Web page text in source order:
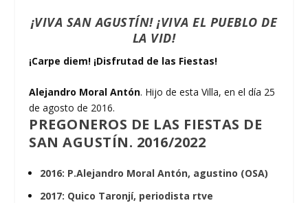
¡VIVA SAN AGUSTÍN! ¡VIVA EL PUEBLO DE
LA VID!
¡Carpe diem! ¡Disfrutad de las Fiestas!
Alejandro Moral Antón. Hijo de esta Villa, en el día 25
de agosto de 2016.
PREGONEROS DE LAS FIESTAS DE
SAN AGUSTÍN. 2016/2022
2016: P.Alejandro Moral Antón, agustino (OSA)
2017: Quico Taronjí, periodista rtve